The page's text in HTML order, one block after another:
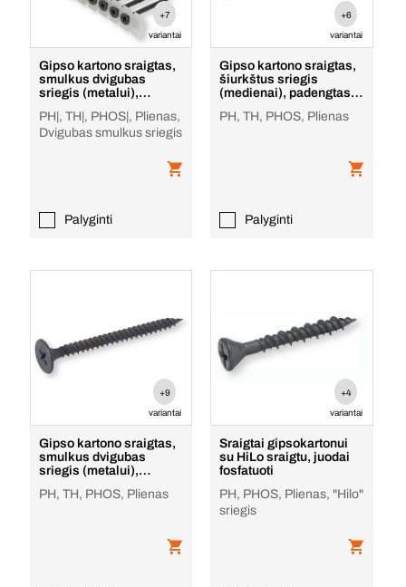
+7
variantai
Gipso kartono sraigtas,
smulkus dvigubas
sriegis (metalui),
PH|, TH|, PHOS|, Plienas,
Dvigubas smulkus sriegis
Palyginti
+6
variantai
Gipso kartono sraigtas,
šiurkštus sriegis
(medienai), padengtas
PH, TH, PHOS, Plienas
Palyginti
+9
variantai
Gipso kartono sraigtas,
smulkus dvigubas
sriegis (metalui),
PH, TH, PHOS, Plienas
+4
variantai
Sraigtai gipsokartonui
su HiLo sraigtu, juodai
fosfatuoti
PH, PHOS, Plienas, "Hilo"
sriegis